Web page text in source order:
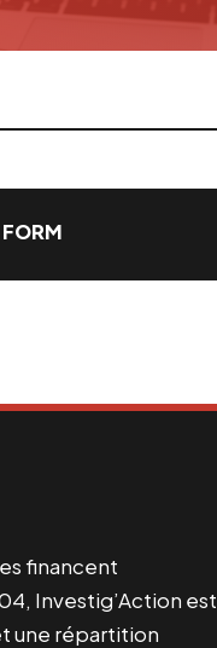
financent
Investig’Action est
une répartition